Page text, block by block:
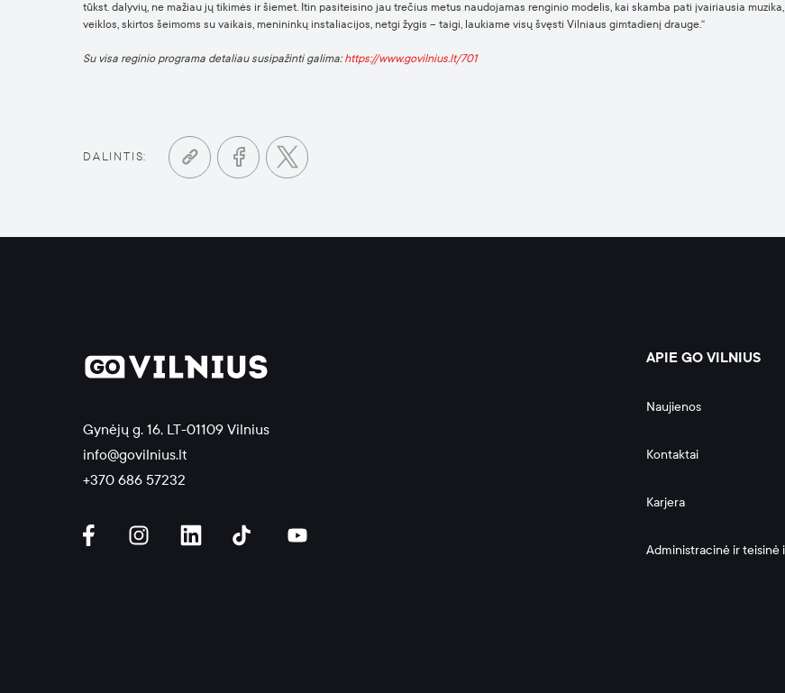
tūkst. dalyvių, ne mažiau jų tikimės ir šiemet. Itin pasiteisino jau trečius metus naudojamas renginio modelis, kai skamba pati įvairiausia
veiklos, skirtos šeimoms su vaikais, menininkų instaliacijos, netgi žygis – taigi, laukiame visų švęsti Vilniaus gimtadienį drauge.“
Su visa reginio programa detaliau susipažinti galima:https://www.govilnius.lt/701
DALINTIS:
Gynėjų g. 16, LT-01109 Vilnius
info@govilnius.lt
+370 686 57232
APIE GO VILNIUS
Naujienos
Kontaktai
Karjera
Administracinė ir teisinė